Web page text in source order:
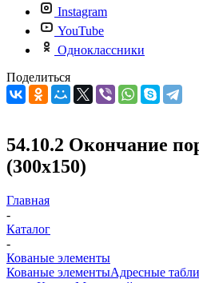
Instagram
YouTube
Одноклассники
Поделиться
54.10.2 Окончание
(300х150)
Главная
-
Каталог
-
Кованые элементы
Кованые элементыАдресные